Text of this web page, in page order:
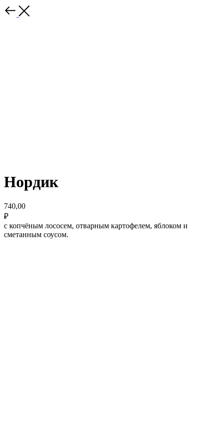
Нордик
740,00
₽
с копчёным лососем, отварным картофелем, яблоком и
сметанным соусом.